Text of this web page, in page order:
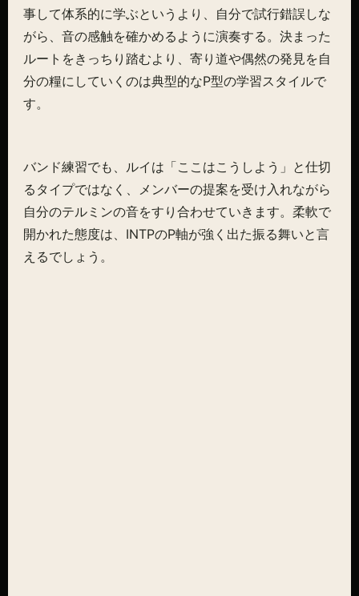
事して体系的に学ぶというより、自分で試行錯誤しな
がら、音の感触を確かめるように演奏する。決まった
ルートをきっちり踏むより、寄り道や偶然の発見を自
分の糧にしていくのは典型的なP型の学習スタイルで
す。
バンド練習でも、ルイは「ここはこうしよう」と仕切
るタイプではなく、メンバーの提案を受け入れながら
自分のテルミンの音をすり合わせていきます。柔軟で
開かれた態度は、INTPのP軸が強く出た振る舞いと言
えるでしょう。